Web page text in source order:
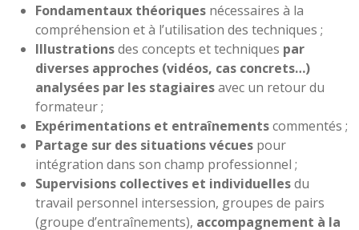
Fondamentaux théoriques nécessaires à la
compréhension et à l’utilisation des techniques ;
Illustrationsdes concepts et techniques par
diverses approches (vidéos, cas concrets…)
analysées par les stagiairesavec un retour du
formateur ;
Expérimentations et entraînementscommentés ;
Partage sur des situations vécues pour
intégration dans son champ professionnel ;
Supervisions collectives et individuellesdu
travail personnel intersession, groupes de pairs
(groupe d’entraînements), accompagnement à la